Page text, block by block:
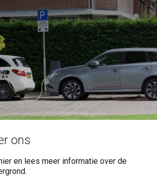
ons
en lees meer informatie over de